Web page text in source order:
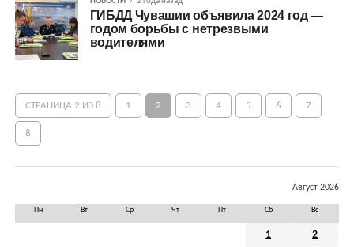
ГИБДД Чувашии объявила 2024 год —
годом борьбы с нетрезвыми
водителями
СТРАНИЦА 2 ИЗ 8 1 2 3 4 5 6 7
8
Август 2026
Пн Вт Ср Чт Пт Сб Вс
1 2